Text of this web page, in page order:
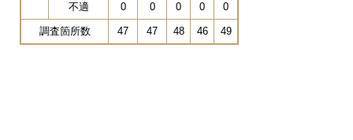
不適 0 0 0 0 0
調査箇所数 47 47 48 46 49